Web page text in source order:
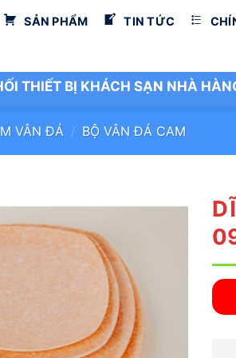
SẢN PHẨM TIN TỨC
THIẾT BỊ KHÁCH SẠN NHÀ
VÂN ĐÁ / BỘ VÂN ĐÁ CAM